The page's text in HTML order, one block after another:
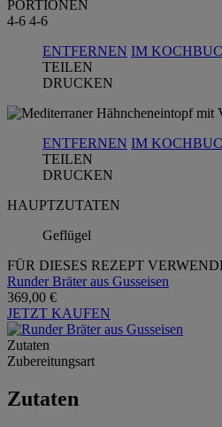
PORTIONEN
4-6 4-6
ENTFERNEN IM
TEILEN
DRUCKEN
ENTFERNEN IM
TEILEN
DRUCKEN
HAUPTZUTATEN
Geflügel
FÜR DIESES REZEPT
Runder Bräter aus Gusseisen
369,00 €
JETZT KAUFEN
Zutaten
Zubereitungsart
Zutaten